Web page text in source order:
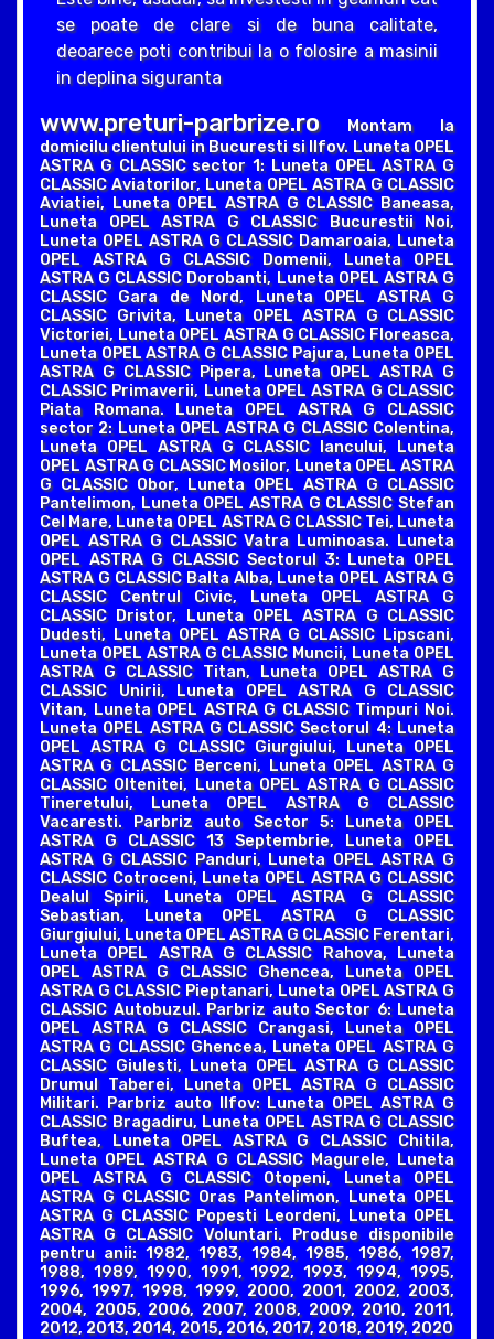
se poate de clare si de buna calitate,
deoarece poti contribui la o folosire a masinii
in deplina siguranta
www.preturi-parbrize.roMontam la
domicilu clientului in Bucuresti si Ilfov. Luneta OPEL
ASTRA G CLASSIC sector 1: Luneta OPEL ASTRA G
CLASSIC Aviatorilor, Luneta OPEL ASTRA G CLASSIC
Aviatiei, Luneta OPEL ASTRA G CLASSIC Baneasa,
Luneta OPEL ASTRA G CLASSIC Bucurestii Noi,
Luneta OPEL ASTRA G CLASSIC Damaroaia, Luneta
OPEL ASTRA G CLASSIC Domenii, Luneta OPEL
ASTRA G CLASSIC Dorobanti, Luneta OPEL ASTRA G
CLASSIC Gara de Nord, Luneta OPEL ASTRA G
CLASSIC Grivita, Luneta OPEL ASTRA G CLASSIC
Victoriei, Luneta OPEL ASTRA G CLASSIC Floreasca,
Luneta OPEL ASTRA G CLASSIC Pajura, Luneta OPEL
ASTRA G CLASSIC Pipera, Luneta OPEL ASTRA G
CLASSIC Primaverii, Luneta OPEL ASTRA G CLASSIC
Piata Romana. Luneta OPEL ASTRA G CLASSIC
sector 2: Luneta OPEL ASTRA G CLASSIC Colentina,
Luneta OPEL ASTRA G CLASSIC Iancului, Luneta
OPEL ASTRA G CLASSIC Mosilor, Luneta OPEL ASTRA
G CLASSIC Obor, Luneta OPEL ASTRA G CLASSIC
Pantelimon, Luneta OPEL ASTRA G CLASSIC Stefan
Cel Mare, Luneta OPEL ASTRA G CLASSIC Tei, Luneta
OPEL ASTRA G CLASSIC Vatra Luminoasa. Luneta
OPEL ASTRA G CLASSIC Sectorul 3: Luneta OPEL
ASTRA G CLASSIC Balta Alba, Luneta OPEL ASTRA G
CLASSIC Centrul Civic, Luneta OPEL ASTRA G
CLASSIC Dristor, Luneta OPEL ASTRA G CLASSIC
Dudesti, Luneta OPEL ASTRA G CLASSIC Lipscani,
Luneta OPEL ASTRA G CLASSIC Muncii, Luneta OPEL
ASTRA G CLASSIC Titan, Luneta OPEL ASTRA G
CLASSIC Unirii, Luneta OPEL ASTRA G CLASSIC
Vitan, Luneta OPEL ASTRA G CLASSIC Timpuri Noi.
Luneta OPEL ASTRA G CLASSIC Sectorul 4: Luneta
OPEL ASTRA G CLASSIC Giurgiului, Luneta OPEL
ASTRA G CLASSIC Berceni, Luneta OPEL ASTRA G
CLASSIC Oltenitei, Luneta OPEL ASTRA G CLASSIC
Tineretului, Luneta OPEL ASTRA G CLASSIC
Vacaresti. Parbriz auto Sector 5: Luneta OPEL
ASTRA G CLASSIC 13 Septembrie, Luneta OPEL
ASTRA G CLASSIC Panduri, Luneta OPEL ASTRA G
CLASSIC Cotroceni, Luneta OPEL ASTRA G CLASSIC
Dealul Spirii, Luneta OPEL ASTRA G CLASSIC
Sebastian, Luneta OPEL ASTRA G CLASSIC
Giurgiului, Luneta OPEL ASTRA G CLASSIC Ferentari,
Luneta OPEL ASTRA G CLASSIC Rahova, Luneta
OPEL ASTRA G CLASSIC Ghencea, Luneta OPEL
ASTRA G CLASSIC Pieptanari, Luneta OPEL ASTRA G
CLASSIC Autobuzul. Parbriz auto Sector 6: Luneta
OPEL ASTRA G CLASSIC Crangasi, Luneta OPEL
ASTRA G CLASSIC Ghencea, Luneta OPEL ASTRA G
CLASSIC Giulesti, Luneta OPEL ASTRA G CLASSIC
Drumul Taberei, Luneta OPEL ASTRA G CLASSIC
Militari. Parbriz auto Ilfov: Luneta OPEL ASTRA G
CLASSIC Bragadiru, Luneta OPEL ASTRA G CLASSIC
Buftea, Luneta OPEL ASTRA G CLASSIC Chitila,
Luneta OPEL ASTRA G CLASSIC Magurele, Luneta
OPEL ASTRA G CLASSIC Otopeni, Luneta OPEL
ASTRA G CLASSIC Oras Pantelimon, Luneta OPEL
ASTRA G CLASSIC Popesti Leordeni, Luneta OPEL
ASTRA G CLASSIC Voluntari. Produse disponibile
pentru anii: 1982, 1983, 1984, 1985, 1986, 1987,
1988, 1989, 1990, 1991, 1992, 1993, 1994, 1995,
1996, 1997, 1998, 1999, 2000, 2001, 2002, 2003,
2004, 2005, 2006, 2007, 2008, 2009, 2010, 2011,
2012, 2013, 2014, 2015, 2016, 2017, 2018, 2019, 2020